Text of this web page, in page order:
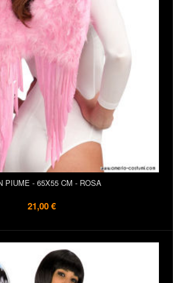
PIUME - 65X55 CM - ROSA
21,00 €